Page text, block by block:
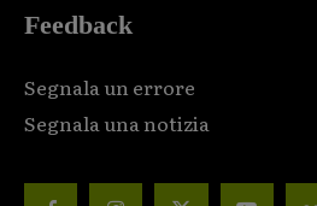
Feedback
Segnala un errore
Segnala una notizia